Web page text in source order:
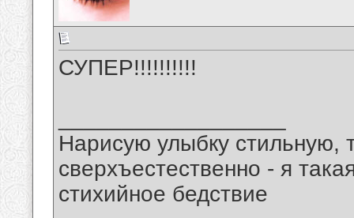
СУПЕР!!!!!!!!!!
Нарисую улыбку стильную,
сверхъестественно - я
стихийное бедствие